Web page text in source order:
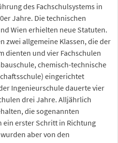
des Fachschulsystems in
Jahre. Die technischen
Wien erhielten neue Statuten.
zwei allgemeine Klassen, die der
dienten und vier Fachschulen
chemisch-technische
eingerichtet
Ingenieurschule dauerte vier
drei Jahre. Alljährlich
die sogenannten
erster Schritt in Richtung
aber von den